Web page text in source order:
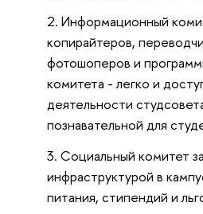
Информационный
копирайтеров,
фотошоперов и
комитета - легко и
деятельности
познавательной для
Социальный комитет
инфраструктурой в
питания, стипендий и